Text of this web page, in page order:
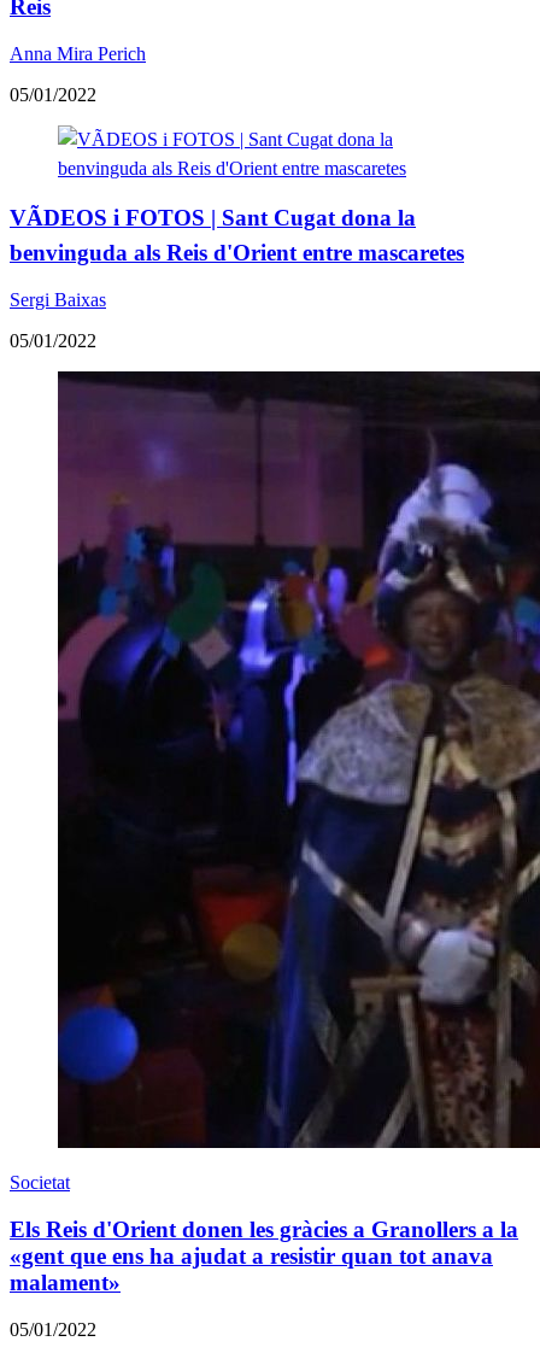
Reis
Anna Mira Perich
05/01/2022
VÃDEOS i FOTOS | Sant Cugat dona la
benvinguda als Reis d'Orient entre mascaretes
Sergi Baixas
05/01/2022
Societat
Els Reis d'Orient donen les gràcies a Granollers a la
«gent que ens ha ajudat a resistir quan tot anava
malament»
05/01/2022